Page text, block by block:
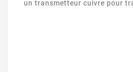
un transmetteur cuivre pour